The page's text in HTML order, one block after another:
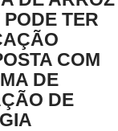
PODE TER
COM
DE
DE